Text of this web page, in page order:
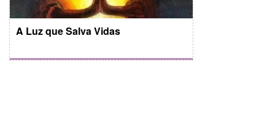
A Luz que Salva Vidas